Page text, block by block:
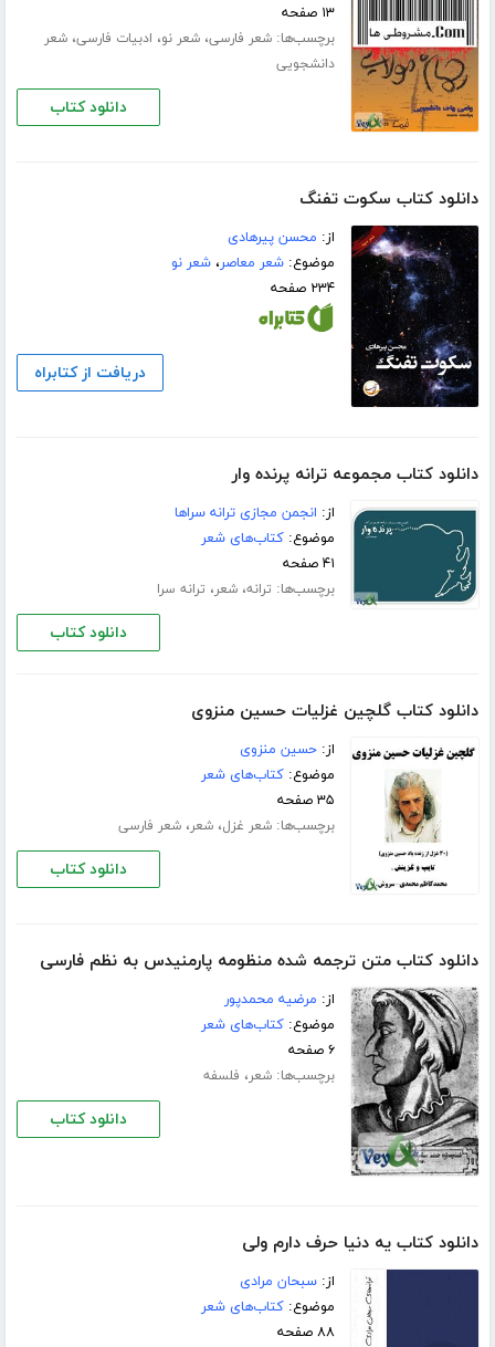
۱۳ صفحه
برچسب‌ها:شعر فارسی،شعر نو، ادبیات فارسی،شعر
دانشجویی
دانلود کتاب
دانلود کتاب سکوت تفنگ
از: محسن پیرهادی
موضوع:شعر معاصر،شعر نو
۲۳۴ صفحه
دریافت از کتابراه
دانلود کتاب مجموعه ترانه پرنده وار
از: انجمن مجازی ترانه سراها
موضوع:کتاب‌های شعر
۴۱ صفحه
برچسب‌ها: ترانه،شعر، ترانه سرا
دانلود کتاب
دانلود کتاب گلچین غزلیات حسین منزوی
از:حسین منزوی
موضوع:کتاب‌های شعر
۳۵ صفحه
برچسب‌ها:شعر غزل،شعر،شعر فارسی
دانلود کتاب
دانلود کتاب متن ترجمه شده منظومه پارمنیدس به نظم فارسی
از: مرضیه محمدپور
موضوع:کتاب‌های شعر
۶ صفحه
برچسب‌ها:شعر، فلسفه
دانلود کتاب
دانلود کتاب یه دنیا حرف دارم ولی
از:سبحان مرادی
موضوع:کتاب‌های شعر
۸۸ صفحه